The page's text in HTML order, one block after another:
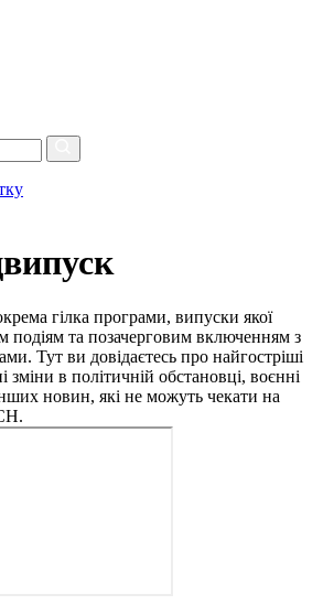
гілка програми, випуски якої
подіям та позачерговим включенням з
Тут ви довідаєтесь про найгостріші
зміни в політичній обстановці, воєнні
новин, які не можуть чекати на